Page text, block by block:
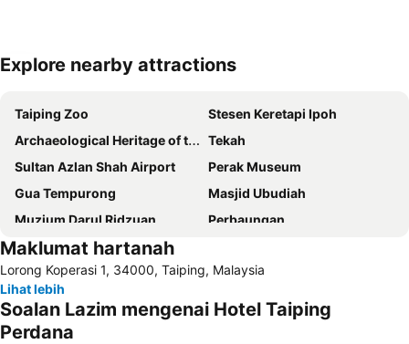
Kembangkan peta
Explore nearby attractions
Taiping Zoo
Stesen Keretapi Ipoh
Archaeological Heritage of the Lenggong Valley
Tekah
Sultan Azlan Shah Airport
Perak Museum
Gua Tempurong
Masjid Ubudiah
Muzium Darul Ridzuan
Perbaungan
Lapangan Terbang Taiping Airport
Maklumat hartanah
Lorong Koperasi 1, 34000, Taiping, Malaysia
Lihat lebih
Soalan Lazim mengenai Hotel Taiping
Perdana